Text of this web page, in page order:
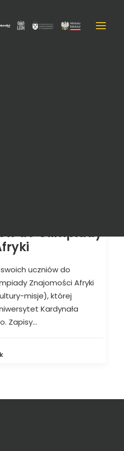
zgłosiło
do Olimpiady
swoich uczniów do
Znajomości Afryki
misje), której
Kardynała
Zapisy…